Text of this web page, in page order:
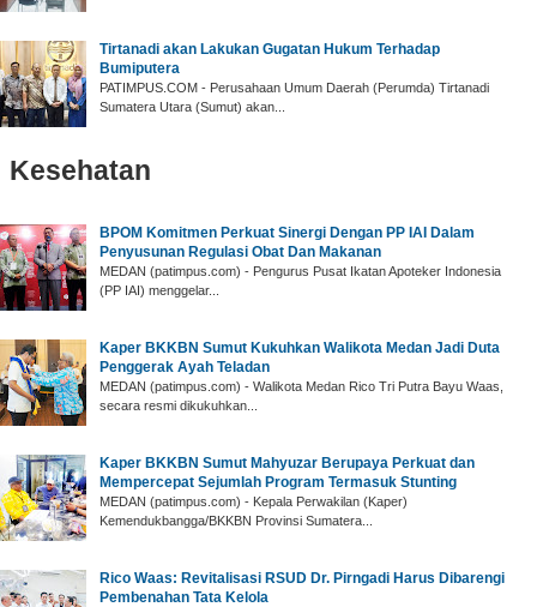
Tirtanadi akan Lakukan Gugatan Hukum Terhadap
Bumiputera
PATIMPUS.COM - Perusahaan Umum Daerah (Perumda) Tirtanadi
Sumatera Utara (Sumut) akan...
Kesehatan
BPOM Komitmen Perkuat Sinergi Dengan PP IAI Dalam
Penyusunan Regulasi Obat Dan Makanan
MEDAN (patimpus.com) - Pengurus Pusat Ikatan Apoteker Indonesia
(PP IAI) menggelar...
Kaper BKKBN Sumut Kukuhkan Walikota Medan Jadi Duta
Penggerak Ayah Teladan
MEDAN (patimpus.com) - Walikota Medan Rico Tri Putra Bayu Waas,
secara resmi dikukuhkan...
Kaper BKKBN Sumut Mahyuzar Berupaya Perkuat dan
Mempercepat Sejumlah Program Termasuk Stunting
MEDAN (patimpus.com) - Kepala Perwakilan (Kaper)
Kemendukbangga/BKKBN Provinsi Sumatera...
Rico Waas: Revitalisasi RSUD Dr. Pirngadi Harus Dibarengi
Pembenahan Tata Kelola